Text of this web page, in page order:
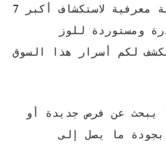
معرفية لاستكشاف
أكبر 7
ومستوردة للوز
لكم أسرار هذا السوق
يبحث عن فرص جديدة أو
ما يصل إلى